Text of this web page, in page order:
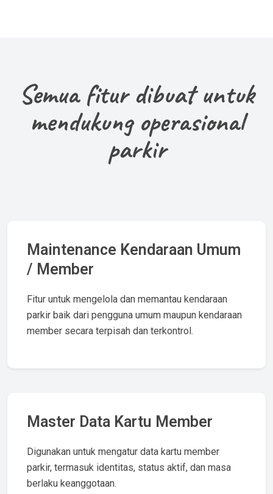
Semua fitur dibuat untuk
mendukung operasional
parkir
Maintenance Kendaraan Umum
/ Member
Fitur untuk mengelola dan memantau kendaraan
parkir baik dari pengguna umum maupun kendaraan
member secara terpisah dan terkontrol.
Master Data Kartu Member
Digunakan untuk mengatur data kartu member
parkir, termasuk identitas, status aktif, dan masa
berlaku keanggotaan.